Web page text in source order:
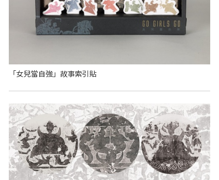
「女兒當自強」故事索引貼